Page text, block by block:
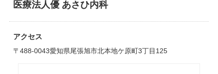
医療法人優 あさひ内科
アクセス
〒488-0043愛知県尾張旭市北本地ケ原町3丁目125